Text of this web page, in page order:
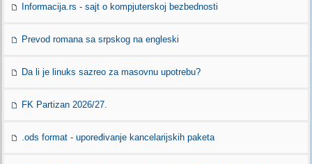
Informacija.rs - sajt o kompjuterskoj bezbednosti
Prevod romana sa srpskog na engleski
Da li je linuks sazreo za masovnu upotrebu?
FK Partizan 2026/27.
.ods format - upoređivanje kancelarijskih paketa